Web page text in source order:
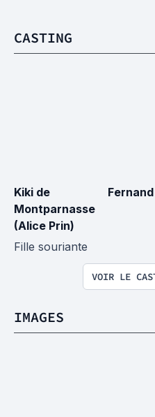
CASTING
Kiki de
Montparnasse
(Alice Prin)
Fille souriante
VOIR LE
IMAGES